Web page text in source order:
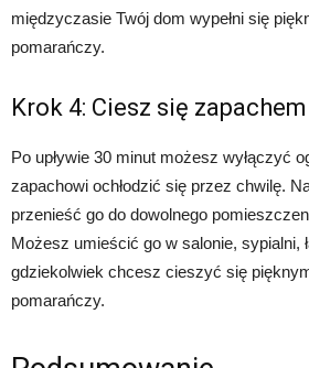
międzyczasie Twój dom wypełni się
pomarańczy.
Krok 4: Ciesz się zapachem
Po upływie 30 minut możesz wyłączyć
zapachowi ochłodzić się przez chwilę.
przenieść go do dowolnego
Możesz umieścić go w salonie, sypialni,
gdziekolwiek chcesz cieszyć się
pomarańczy.